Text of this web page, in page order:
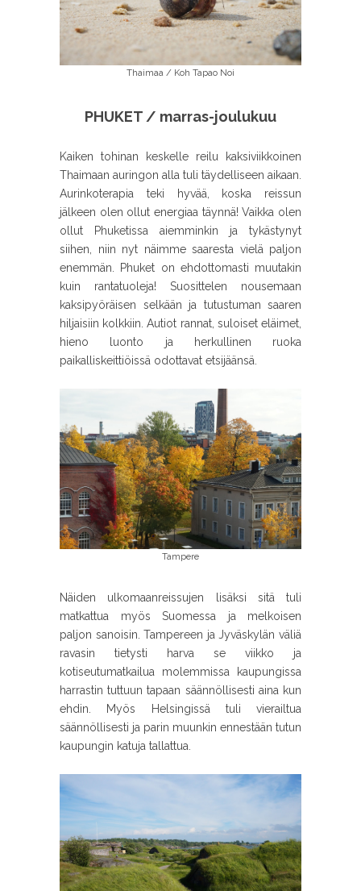
Thaimaa / Koh Tapao Noi
PHUKET / marras-joulukuu
Kaiken tohinan keskelle reilu kaksiviikkoinen
Thaimaan auringon alla tuli täydelliseen aikaan.
Aurinkoterapia teki hyvää, koska reissun
jälkeen olen ollut energiaa täynnä! Vaikka olen
ollut Phuketissa aiemminkin ja tykästynyt
siihen, niin nyt näimme saaresta vielä paljon
enemmän. Phuket on ehdottomasti muutakin
kuin rantatuoleja! Suosittelen nousemaan
kaksipyöräisen selkään ja tutustuman saaren
hiljaisiin kolkkiin. Autiot rannat, suloiset eläimet,
hieno luonto ja herkullinen ruoka
paikalliskeittiöissä odottavat etsijäänsä.
Tampere
Näiden ulkomaanreissujen lisäksi sitä tuli
matkattua myös Suomessa ja melkoisen
paljon sanoisin. Tampereen ja Jyväskylän väliä
ravasin tietysti harva se viikko ja
kotiseutumatkailua molemmissa kaupungissa
harrastin tuttuun tapaan säännöllisesti aina kun
ehdin. Myös Helsingissä tuli vierailtua
säännöllisesti ja parin muunkin ennestään tutun
kaupungin katuja tallattua.